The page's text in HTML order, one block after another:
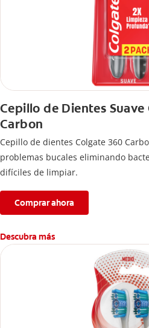
Cepillo de Dientes Suave
Carbon
Cepillo de dientes Colgate 360
problemas bucales eliminando
difíciles de limpiar.
Comprar ahora
Descubra más